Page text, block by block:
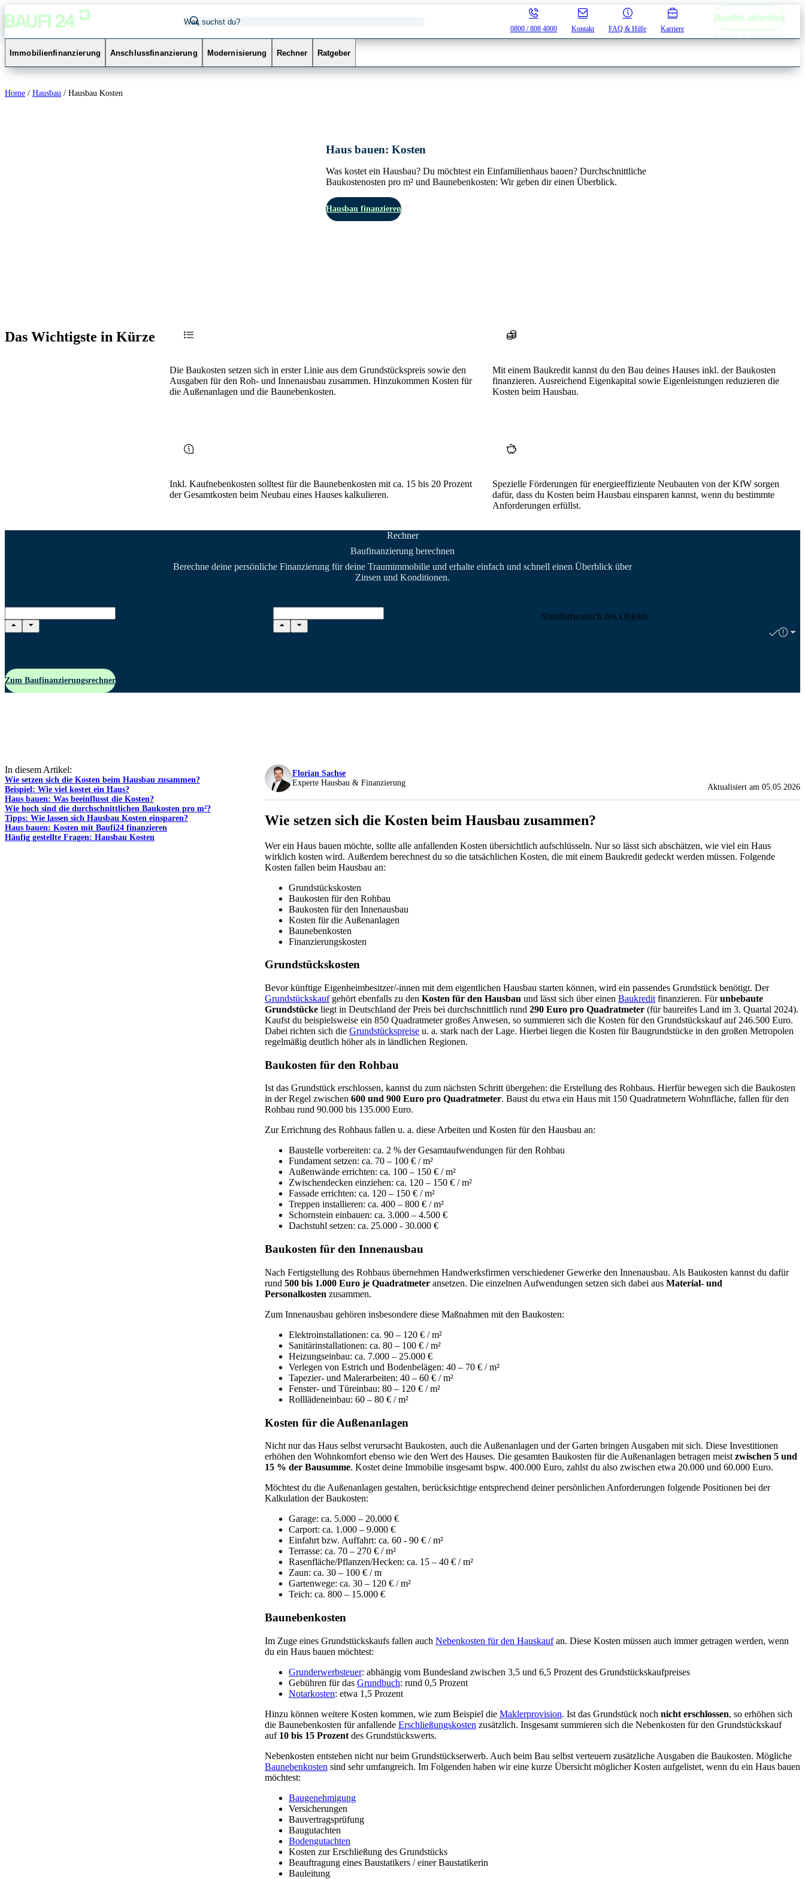
0800 / 808 4000 Kontakt FAQ & Hilfe Karriere
Angebot anfordern
Kostenlos & unverbindlich
Immobilienfinanzierung Anschlussfinanzierung Modernisierung Rechner Ratgeber
Home / Hausbau / Hausbau Kosten
Haus bauen: Kosten
Was kostet ein Hausbau? Du möchtest ein Einfamilienhaus bauen? Durchschnittliche
Baukostenosten pro m² und Baunebenkosten: Wir geben dir einen Überblick.
Hausbau finanzieren
Das Wichtigste in Kürze
Die Baukosten setzen sich in erster Linie aus dem Grundstückspreis sowie den
Ausgaben für den Roh- und Innenausbau zusammen. Hinzukommen Kosten für
die Außenanlagen und die Baunebenkosten.
Mit einem Baukredit kannst du den Bau deines Hauses inkl. der Baukosten
finanzieren. Ausreichend Eigenkapital sowie Eigenleistungen reduzieren die
Kosten beim Hausbau.
Inkl. Kaufnebenkosten solltest für die Baunebenkosten mit ca. 15 bis 20 Prozent
der Gesamtkosten beim Neubau eines Hauses kalkulieren.
Spezielle Förderungen für energieeffiziente Neubauten von der KfW sorgen
dafür, dass du Kosten beim Hausbau einsparen kannst, wenn du bestimmte
Anforderungen erfüllst.
Rechner
Baufinanzierung berechnen
Berechne deine persönliche Finanzierung für deine Traumimmobilie und erhalte einfach und schnell einen Überblick über
Zinsen und Konditionen.
Standortwunsch des Objekts
Zum Baufinanzierungsrechner
In diesem Artikel:
Wie setzen sich die Kosten beim Hausbau zusammen?
Beispiel: Wie viel kostet ein Haus?
Haus bauen: Was beeinflusst die Kosten?
Wie hoch sind die durchschnittlichen Baukosten pro m²?
Tipps: Wie lassen sich Hausbau Kosten einsparen?
Haus bauen: Kosten mit Baufi24 finanzieren
Häufig gestellte Fragen: Hausbau Kosten
Florian Sachse
Experte Hausbau & Finanzierung
Aktualisiert am 05.05.2026
Wie setzen sich die Kosten beim Hausbau zusammen?
Wer ein Haus bauen möchte, sollte alle anfallenden Kosten übersichtlich aufschlüsseln. Nur so lässt sich abschätzen, wie viel ein Haus
wirklich kosten wird. Außerdem berechnest du so die tatsächlichen Kosten, die mit einem Baukredit gedeckt werden müssen. Folgende
Kosten fallen beim Hausbau an:
Grundstückskosten
Baukosten für den Rohbau
Baukosten für den Innenausbau
Kosten für die Außenanlagen
Baunebenkosten
Finanzierungskosten
Grundstückskosten
Bevor künftige Eigenheimbesitzer/-innen mit dem eigentlichen Hausbau starten können, wird ein passendes Grundstück benötigt. Der
Grundstückskaufgehört ebenfalls zu den Kosten für den Hausbau und lässt sich über einen Baukredit finanzieren. Fürunbebaute
Grundstücke liegt in Deutschland der Preis bei durchschnittlich rund 290 Euro pro Quadratmeter (für baureifes Land im 3. Quartal 2024).
Kaufst du beispielsweise ein 850 Quadratmeter großes Anwesen, so summieren sich die Kosten für den Grundstückskauf auf 246.500 Euro.
Dabei richten sich die Grundstückspreise u. a. stark nach der Lage. Hierbei liegen die Kosten für Baugrundstücke in den großen Metropolen
regelmäßig deutlich höher als in ländlichen Regionen.
Baukosten für den Rohbau
Ist das Grundstück erschlossen, kannst du zum nächsten Schritt übergehen: die Erstellung des Rohbaus. Hierfür bewegen sich die Baukosten
in der Regel zwischen 600 und 900 Euro pro Quadratmeter. Baust du etwa ein Haus mit 150 Quadratmetern Wohnfläche, fallen für den
Rohbau rund 90.000 bis 135.000 Euro.
Zur Errichtung des Rohbaus fallen u. a. diese Arbeiten und Kosten für den Hausbau an:
Baustelle vorbereiten: ca. 2 % der Gesamtaufwendungen für den Rohbau
Fundament setzen: ca. 70 – 100 € / m²
Außenwände errichten: ca. 100 – 150 € / m²
Zwischendecken einziehen: ca. 120 – 150 € / m²
Fassade errichten: ca. 120 – 150 € / m²
Treppen installieren: ca. 400 – 800 € / m²
Schornstein einbauen: ca. 3.000 – 4.500 €
Dachstuhl setzen: ca. 25.000 - 30.000 €
Baukosten für den Innenausbau
Nach Fertigstellung des Rohbaus übernehmen Handwerksfirmen verschiedener Gewerke den Innenausbau. Als Baukosten kannst du dafür
rund 500 bis 1.000 Euro je Quadratmeter ansetzen. Die einzelnen Aufwendungen setzen sich dabei aus Material- und
Personalkosten zusammen.
Zum Innenausbau gehören insbesondere diese Maßnahmen mit den Baukosten:
Elektroinstallationen: ca. 90 – 120 € / m²
Sanitärinstallationen: ca. 80 – 100 € / m²
Heizungseinbau: ca. 7.000 – 25.000 €
Verlegen von Estrich und Bodenbelägen: 40 – 70 € / m²
Tapezier- und Malerarbeiten: 40 – 60 € / m²
Fenster- und Türeinbau: 80 – 120 € / m²
Rolllädeneinbau: 60 – 80 € / m²
Kosten für die Außenanlagen
Nicht nur das Haus selbst verursacht Baukosten, auch die Außenanlagen und der Garten bringen Ausgaben mit sich. Diese Investitionen
erhöhen den Wohnkomfort ebenso wie den Wert des Hauses. Die gesamten Baukosten für die Außenanlagen betragen meist zwischen 5 und
15 % der Bausumme. Kostet deine Immobilie insgesamt bspw. 400.000 Euro, zahlst du also zwischen etwa 20.000 und 60.000 Euro.
Möchtest du die Außenanlagen gestalten, berücksichtige entsprechend deiner persönlichen Anforderungen folgende Positionen bei der
Kalkulation der Baukosten:
Garage: ca. 5.000 – 20.000 €
Carport: ca. 1.000 – 9.000 €
Einfahrt bzw. Auffahrt: ca. 60 - 90 € / m²
Terrasse: ca. 70 – 270 € / m²
Rasenfläche/Pflanzen/Hecken: ca. 15 – 40 € / m²
Zaun: ca. 30 – 100 € / m
Gartenwege: ca. 30 – 120 € / m²
Teich: ca. 800 – 15.000 €
Baunebenkosten
Im Zuge eines Grundstückskaufs fallen auch Nebenkosten für den Hauskauf an. Diese Kosten müssen auch immer getragen werden, wenn
du ein Haus bauen möchtest:
Grunderwerbsteuer: abhängig vom Bundesland zwischen 3,5 und 6,5 Prozent des Grundstückskaufpreises
Gebühren für das Grundbuch: rund 0,5 Prozent
Notarkosten: etwa 1,5 Prozent
Hinzu können weitere Kosten kommen, wie zum Beispiel die Maklerprovision. Ist das Grundstück noch nicht erschlossen, so erhöhen sich
die Baunebenkosten für anfallende Erschließungskosten zusätzlich. Insgesamt summieren sich die Nebenkosten für den Grundstückskauf
auf 10 bis 15 Prozent des Grundstückswerts.
Nebenkosten entstehen nicht nur beim Grundstückserwerb. Auch beim Bau selbst verteuern zusätzliche Ausgaben die Baukosten. Mögliche
Baunebenkosten sind sehr umfangreich. Im Folgenden haben wir eine kurze Übersicht möglicher Kosten aufgelistet, wenn du ein Haus bauen
möchtest:
Baugenehmigung
Versicherungen
Bauvertragsprüfung
Baugutachten
Bodengutachten
Kosten zur Erschließung des Grundstücks
Beauftragung eines Baustatikers / einer Baustatikerin
Bauleitung